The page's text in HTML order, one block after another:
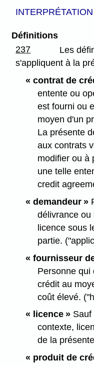
Définitions
237
Les
s'appliquent à la
« contrat de
entente ou
est fourni ou
moyen d'un
La présente
aux contrats
modifier ou à
une telle
credit
« demandeur »
délivrance ou
licence sous
partie.
« fournisseur
Personne qui
crédit au
coût élevé.
« licence »Sauf
contexte,
de la
« produit de